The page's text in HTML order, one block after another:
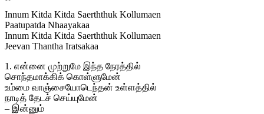
Innum Kitda Kitda Saerththuk Kollumaen
Paatupatda Nhaayakaa
Innum Kitda Kitda Saerththuk Kollumaen
Jeevan Thantha Iratsakaa
1. என்னை முற்றுமே இந்த நேரத்தில்
சொந்தமாக்கிக் கொள்ளுமேன்
உம்மை வாஞ்சையோடெந்தன் உள்ளத்தில்
நாடித் தேடச் செய்யுமேன்
– இன்னும்